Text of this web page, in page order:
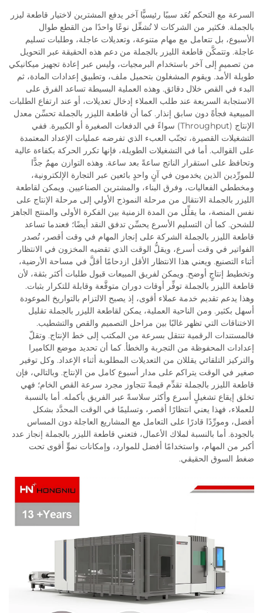
السرعة مع التحكم تُعَد سببًا رئيسيًّا آخر يدفع المشترين لاختيار قاطعة ليزر
بالجملة. فكثير من الشركات لا تُشغِّل نوعًا واحدًا من القطع طوال
الأسبوع، بل تتعامل مع مهام متنوعة، وتعديلات عاجلة، وطلبات تسليم
عاجلة. وتتمكَّن قاطعة الليزر بالجملة من دعم هذه الحقيقة عبر التحويل
من تصميمٍ إلى آخر باستخدام البرمجيات، وليس عبر إعادة تجهيز ميكانيكي
طويلة الأمد. ويقوم المشغلون بتحميل ملف، وتطبيق إعدادات المادة، ثم
البدء في القص خلال دقائق. وهذه العملية البسيطة تساعد الفرق على
الاستجابة السريعة عند طلب العملاء إدخال تعديلات، أو عند ارتفاع الطلبات
المبيعية فجأةً دون سابق إنذار. كما أن قاطعة الليزر بالجملة تحسِّن معدل
الإنتاج (Throughput) سواءً في الدفعات الصغيرة أو الكبيرة. ففي
التشغيلات القصيرة، تجنّب العبء الذي تفرضه عمليات الإعداد المعتمدة
على القوالب. أما في التشغيلات الطويلة، فإنها تكرر الحركة بكفاءة عالية
وتحافظ على استقرار الناتج ساعةً بعد ساعة. وهذه التوازن مهمٌ جدًّا
للمورِّدين الذين يخدمون في آنٍ واحدٍ بائعين عبر التجارة الإلكترونية،
ومخططي الفعاليات، وفرق البناء، والمشترين الصناعيين. ويمكن لقاطعة
الليزر بالجملة الانتقال من مرحلة النموذج الأولي إلى مرحلة الإنتاج على
نفس المنصة، ما يقلِّل من المدة الزمنية بين الفكرة الأولى والمنتج الجاهز
للشحن. كما أن التسليم الأسرع يحسِّن تدفق النقد أيضًا؛ فعندما تساعد
قاطعة الليزر بالجملة الشركة على إنجاز المهام في وقت أقصر، تُصدر
الفواتير في وقت أسرع، ويقلُّ الوقت الذي تقضيه المخزون في الانتظار
أثناء التصنيع. ويعني هذا الانتظار الأقل ازدحامًا أقلَّ في مساحة الأرضية،
وتخطيط إنتاجٍ أوضح. ويمكن لفريق المبيعات قبول طلبات أكثر بثقة، لأن
قاطعة الليزر بالجملة توفِّر أوقات دوران متوقَّعة وقابلة للتكرار بثبات.
وهذا يدعم تقديم خدمة عملاء أقوى، إذ يصبح الالتزام بالتواريخ الموعودة
أسهل بكثير. ومن الناحية العملية، يمكن لقاطعة الليزر بالجملة تقليل
الاختناقات التي تظهر غالبًا بين مراحل التصميم والقص والتشطيب.
فالمستندات الرقمية تنتقل بسرعة من المكتب إلى خط الإنتاج. وتقلّ
إعدادات المحفوظة من التجربة والخطأ. كما أن تحديد موضع الكاميرا
والتركيز التلقائي يقللان من التعديلات المطلوبة أثناء الإعداد. وكل توفير
صغير في الوقت يتراكم على مدار أسبوع كامل من الإنتاج. وبالتالي، فإن
قاطعة الليزر بالجملة تقدِّم قيمةً تتجاوز مجرد سرعة القص الخام؛ فهي
تخلق إيقاع تشغيلٍ أسرع وأكثر سلاسةً عبر الفريق بأكمله. أما بالنسبة
للعملاء، فهذا يعني انتظارًا أقصر، وتسليمًا في الوقت المحدَّد بشكل
أفضل، ومورِّدًا قادرًا على التعامل مع المشاريع العاجلة دون المساس
بالجودة. أما بالنسبة لملاك الأعمال، فتعني قاطعة الليزر بالجملة إنجاز عدد
أكبر من المهام، واستخدامًا أفضل للموارد، وإمكانات نموٍّ أقوى تحت
ضغط السوق الحقيقي.